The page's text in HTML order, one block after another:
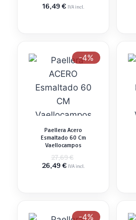
16,49€ IVA incl.
-4%
Paellera Acero
Esmaltado 60 Cm
Vaellocampos
27,69€
precio
26,49€ElIVA incl.
-4%